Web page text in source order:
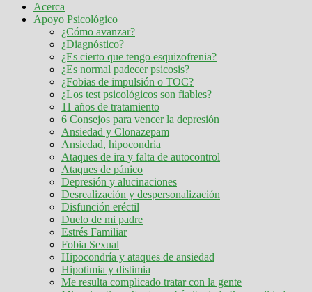
Acerca
Apoyo Psicológico
¿Cómo avanzar?
¿Diagnóstico?
¿Es cierto que tengo esquizofrenia?
¿Es normal padecer psicosis?
¿Fobias de impulsión o TOC?
¿Los test psicológicos son fiables?
11 años de tratamiento
6 Consejos para vencer la depresión
Ansiedad y Clonazepam
Ansiedad, hipocondria
Ataques de ira y falta de autocontrol
Ataques de pánico
Depresión y alucinaciones
Desrealización y despersonalización
Disfunción eréctil
Duelo de mi padre
Estrés Familiar
Fobia Sexual
Hipocondría y ataques de ansiedad
Hipotimia y distimia
Me resulta complicado tratar con la gente